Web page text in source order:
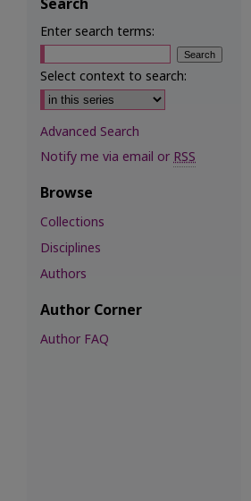
Search
Enter search terms:
Select context to search:
Advanced Search
Notify me via email or RSS
Browse
Collections
Disciplines
Authors
Author Corner
Author FAQ